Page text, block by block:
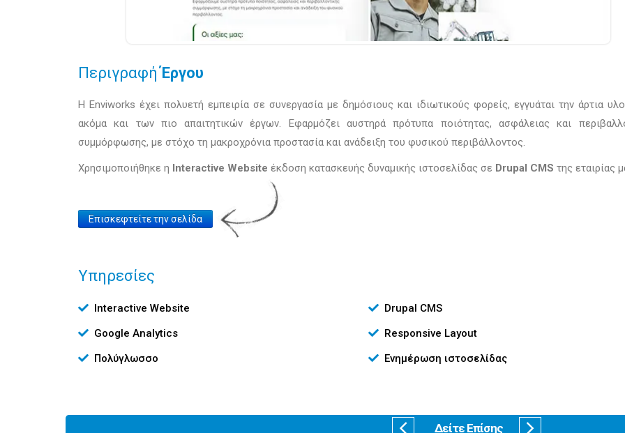
ΠεριγραφήΈργου
Η Enviworks έχει πολυετή εμπειρία σε συνεργασία με δημόσιους και ιδιωτικούς φορείς, εγγυάται την άρτια
ακόμα και των πιο απαιτητικών έργων. Εφαρμόζει αυστηρά πρότυπα ποιότητας, ασφάλειας και
συμμόρφωσης, με στόχο τη μακροχρόνια προστασία και ανάδειξη του φυσικού περιβάλλοντος.
Χρησιμοποιήθηκε η Interactive Website έκδοση κατασκευής δυναμικής ιστοσελίδας σε Drupal CMS της εταιρίας
Website
Επισκεφτείτε την σελίδα
Υπηρεσίες
Υπηρεσίες
Interactive Website
Drupal CMS
Google Analytics
Responsive Layout
Πολύγλωσσο
Ενημέρωση ιστοσελίδας
Δείτε Επίσης